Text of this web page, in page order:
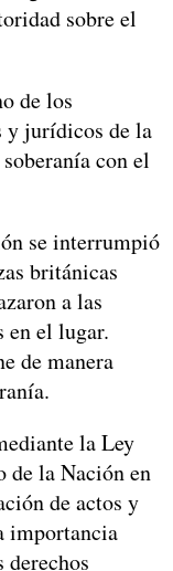
sobre el
de los
y jurídicos de la
con el
se interrumpió
británicas
a las
en el lugar.
de manera
la Ley
de la Nación en
de actos y
importancia